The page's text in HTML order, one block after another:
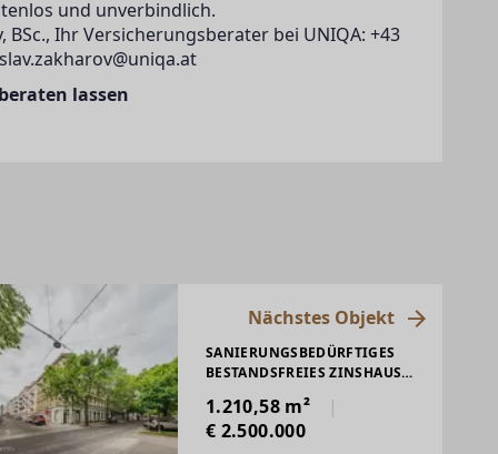
und unverbindlich.
BSc., Ihr Versicherungsberater bei UNIQA: +43
lassen
Nächstes Objekt
SANIERUNGSBEDÜRFTIGES
BESTANDSFREIES ZINSHAUS
THALIASTRASSE
1.210,58 m²
€ 2.500.000